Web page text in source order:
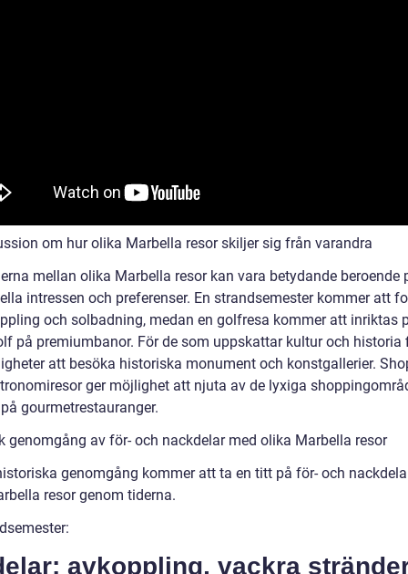
om hur olika Marbella resor skiljer sig från varandra
mellan olika Marbella resor kan vara betydande beroende
intressen och preferenser. En strandsemester kommer att
och solbadning, medan en golfresa kommer att inriktas
på premiumbanor. För de som uppskattar kultur och historia
att besöka historiska monument och konstgallerier.
ger möjlighet att njuta av de lyxiga
gourmetrestauranger.
genomgång av för- och nackdelar med olika Marbella resor
genomgång kommer att ta en titt på för- och
resor genom tiderna.
avkoppling, vackra